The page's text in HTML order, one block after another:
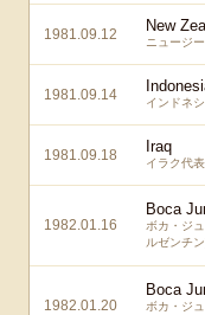
1981.09.12 New
ニュージ
1981.09.14 インドネ
1981.09.18 Iraq
イラク代表
1982.01.16
Boca
ボカ・ジ
ルゼンチ
1982.01.20
Boca
ボカ・ジ